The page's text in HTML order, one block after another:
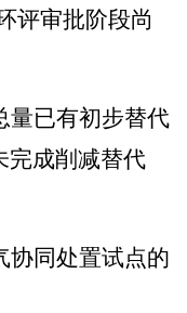
评审批阶段尚
量已有初步替代
完成削减替代
协同处置试点的